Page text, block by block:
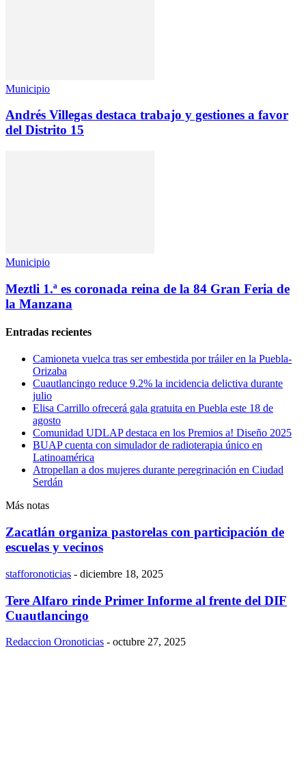
Municipio
Andrés Villegas destaca trabajo y gestiones a favor
del Distrito 15
Municipio
Meztli 1.ª es coronada reina de la 84 Gran Feria de
la Manzana
Entradas recientes
Camioneta vuelca tras ser embestida por tráiler en la Puebla-
Orizaba
Cuautlancingo reduce 9.2% la incidencia delictiva durante
julio
Elisa Carrillo ofrecerá gala gratuita en Puebla este 18 de
agosto
Comunidad UDLAP destaca en los Premios a! Diseño 2025
BUAP cuenta con simulador de radioterapia único en
Latinoamérica
Atropellan a dos mujeres durante peregrinación en Ciudad
Serdán
Más notas
Zacatlán organiza pastorelas con participación de
escuelas y vecinos
stafforonoticias - diciembre 18, 2025
Tere Alfaro rinde Primer Informe al frente del DIF
Cuautlancingo
Redaccion Oronoticias - octubre 27, 2025